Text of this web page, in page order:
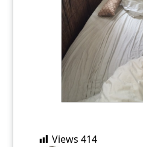
Views 414